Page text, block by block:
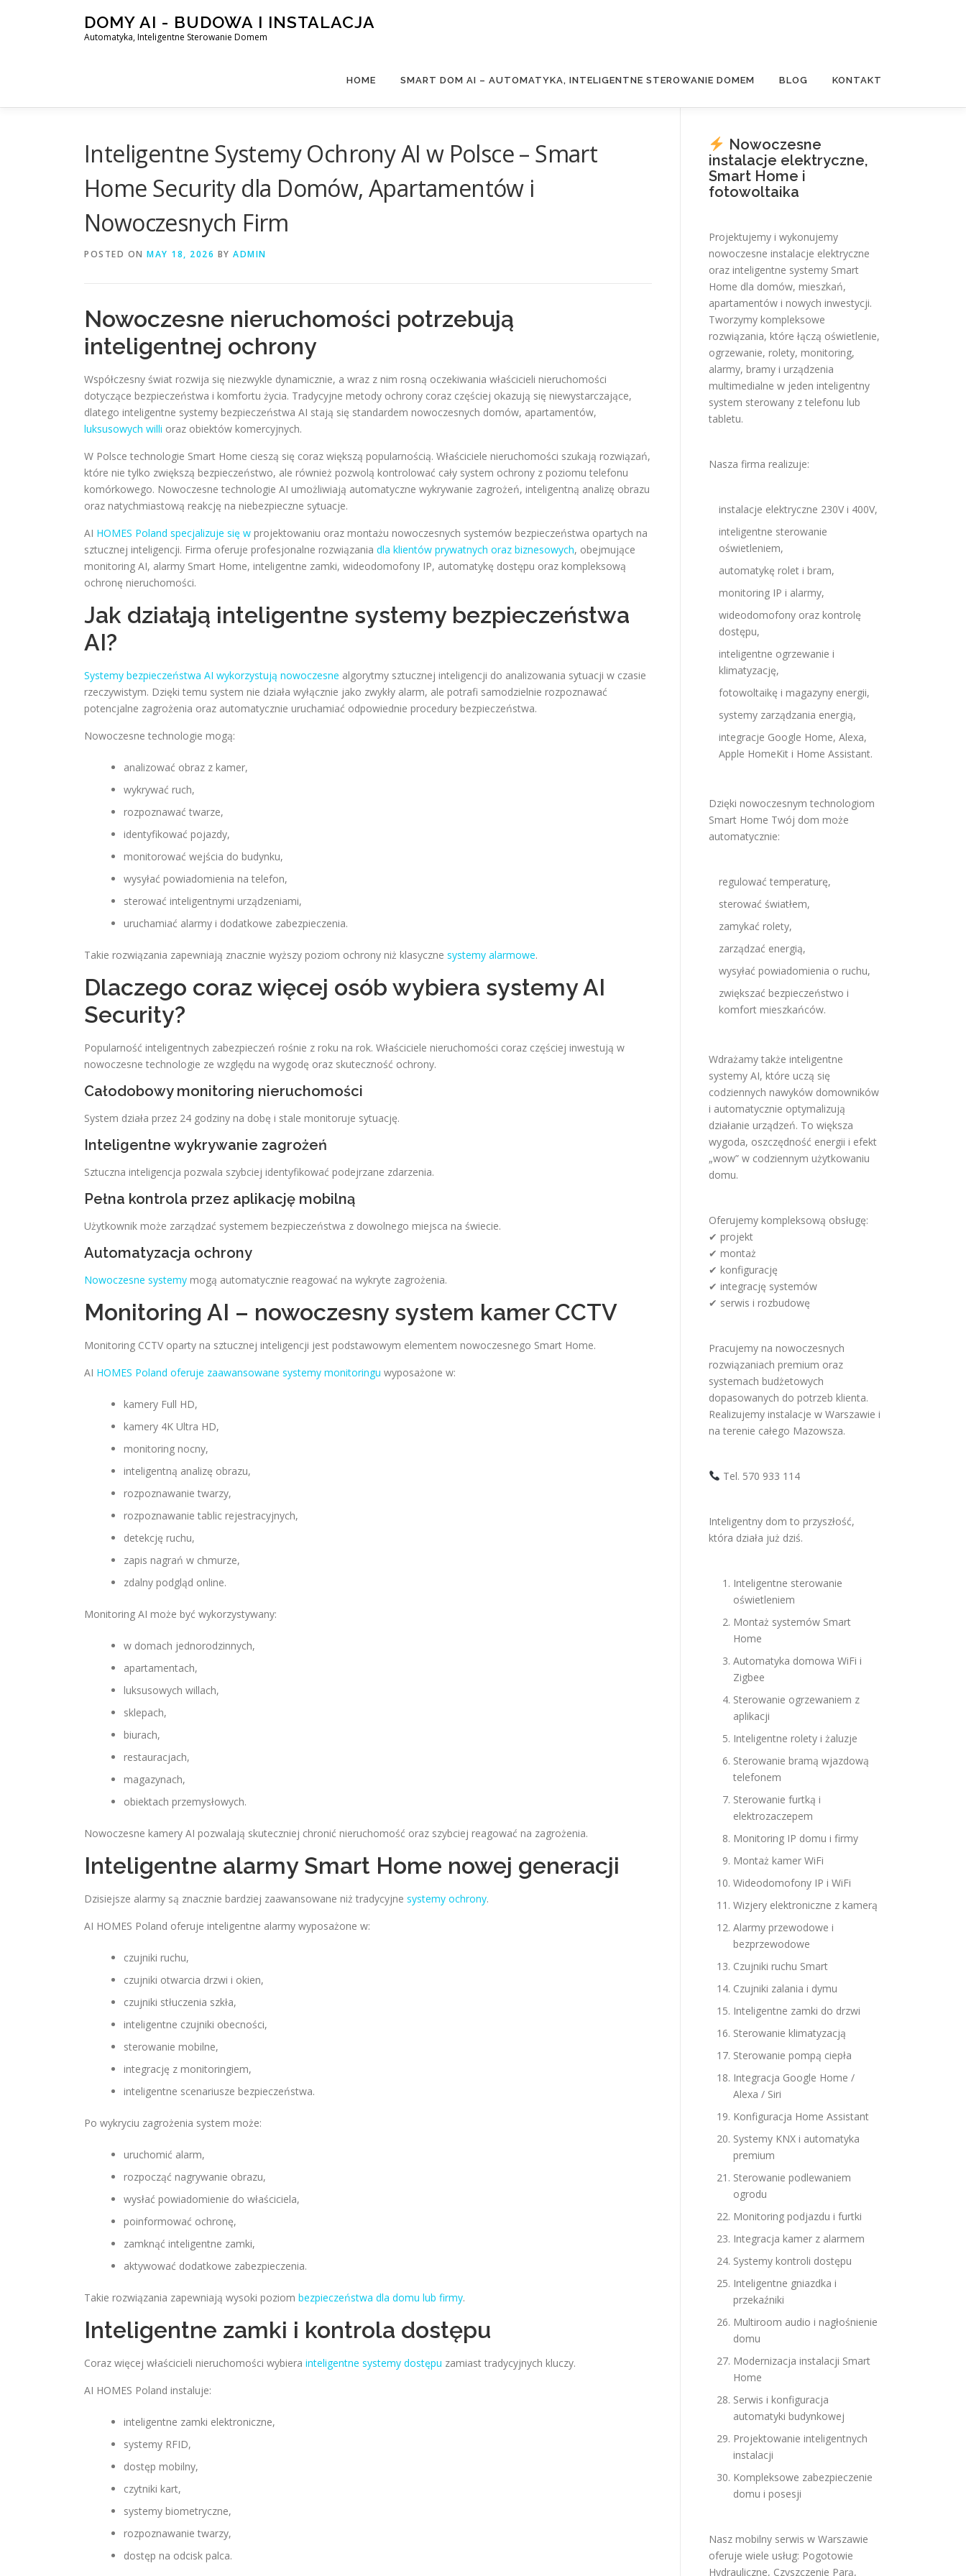
DOMY AI - BUDOWA I INSTALACJA
Automatyka, Inteligentne Sterowanie Domem
HOME SMART DOM AI – AUTOMATYKA, INTELIGENTNE STEROWANIE DOMEM BLOG KONTAKT
Inteligentne Systemy Ochrony AI w Polsce – Smart
Home Security dla Domów, Apartamentów i
Nowoczesnych Firm
POSTED ON MAY 18, 2026 BY ADMIN
Nowoczesne nieruchomości potrzebują
inteligentnej ochrony
Współczesny świat rozwija się niezwykle dynamicznie, a wraz z nim rosną oczekiwania właścicieli nieruchomości
dotyczące bezpieczeństwa i komfortu życia. Tradycyjne metody ochrony coraz częściej okazują się niewystarczające,
dlatego inteligentne systemy bezpieczeństwa AI stają się standardem nowoczesnych domów, apartamentów,
luksusowych willi oraz obiektów komercyjnych.
W Polsce technologie Smart Home cieszą się coraz większą popularnością. Właściciele nieruchomości szukają rozwiązań,
które nie tylko zwiększą bezpieczeństwo, ale również pozwolą kontrolować cały system ochrony z poziomu telefonu
komórkowego. Nowoczesne technologie AI umożliwiają automatyczne wykrywanie zagrożeń, inteligentną analizę obrazu
oraz natychmiastową reakcję na niebezpieczne sytuacje.
AI HOMES Poland specjalizuje się w projektowaniu oraz montażu nowoczesnych systemów bezpieczeństwa opartych na
sztucznej inteligencji. Firma oferuje profesjonalne rozwiązania dla klientów prywatnych oraz biznesowych, obejmujące
monitoring AI, alarmy Smart Home, inteligentne zamki, wideodomofony IP, automatykę dostępu oraz kompleksową
ochronę nieruchomości.
Jak działają inteligentne systemy bezpieczeństwa
AI?
Systemy bezpieczeństwa AI wykorzystują nowoczesne algorytmy sztucznej inteligencji do analizowania sytuacji w czasie
rzeczywistym. Dzięki temu system nie działa wyłącznie jako zwykły alarm, ale potrafi samodzielnie rozpoznawać
potencjalne zagrożenia oraz automatycznie uruchamiać odpowiednie procedury bezpieczeństwa.
Nowoczesne technologie mogą:
analizować obraz z kamer,
wykrywać ruch,
rozpoznawać twarze,
identyfikować pojazdy,
monitorować wejścia do budynku,
wysyłać powiadomienia na telefon,
sterować inteligentnymi urządzeniami,
uruchamiać alarmy i dodatkowe zabezpieczenia.
Takie rozwiązania zapewniają znacznie wyższy poziom ochrony niż klasyczne systemy alarmowe.
Dlaczego coraz więcej osób wybiera systemy AI
Security?
Popularność inteligentnych zabezpieczeń rośnie z roku na rok. Właściciele nieruchomości coraz częściej inwestują w
nowoczesne technologie ze względu na wygodę oraz skuteczność ochrony.
Całodobowy monitoring nieruchomości
System działa przez 24 godziny na dobę i stale monitoruje sytuację.
Inteligentne wykrywanie zagrożeń
Sztuczna inteligencja pozwala szybciej identyfikować podejrzane zdarzenia.
Pełna kontrola przez aplikację mobilną
Użytkownik może zarządzać systemem bezpieczeństwa z dowolnego miejsca na świecie.
Automatyzacja ochrony
Nowoczesne systemy mogą automatycznie reagować na wykryte zagrożenia.
Monitoring AI – nowoczesny system kamer CCTV
Monitoring CCTV oparty na sztucznej inteligencji jest podstawowym elementem nowoczesnego Smart Home.
AI HOMES Poland oferuje zaawansowane systemy monitoringu wyposażone w:
kamery Full HD,
kamery 4K Ultra HD,
monitoring nocny,
inteligentną analizę obrazu,
rozpoznawanie twarzy,
rozpoznawanie tablic rejestracyjnych,
detekcję ruchu,
zapis nagrań w chmurze,
zdalny podgląd online.
Monitoring AI może być wykorzystywany:
w domach jednorodzinnych,
apartamentach,
luksusowych willach,
sklepach,
biurach,
restauracjach,
magazynach,
obiektach przemysłowych.
Nowoczesne kamery AI pozwalają skuteczniej chronić nieruchomość oraz szybciej reagować na zagrożenia.
Inteligentne alarmy Smart Home nowej generacji
Dzisiejsze alarmy są znacznie bardziej zaawansowane niż tradycyjne systemy ochrony.
AI HOMES Poland oferuje inteligentne alarmy wyposażone w:
czujniki ruchu,
czujniki otwarcia drzwi i okien,
czujniki stłuczenia szkła,
inteligentne czujniki obecności,
sterowanie mobilne,
integrację z monitoringiem,
inteligentne scenariusze bezpieczeństwa.
Po wykryciu zagrożenia system może:
uruchomić alarm,
rozpocząć nagrywanie obrazu,
wysłać powiadomienie do właściciela,
poinformować ochronę,
zamknąć inteligentne zamki,
aktywować dodatkowe zabezpieczenia.
Takie rozwiązania zapewniają wysoki poziom bezpieczeństwa dla domu lub firmy.
Inteligentne zamki i kontrola dostępu
Coraz więcej właścicieli nieruchomości wybiera inteligentne systemy dostępu zamiast tradycyjnych kluczy.
AI HOMES Poland instaluje:
inteligentne zamki elektroniczne,
systemy RFID,
dostęp mobilny,
czytniki kart,
systemy biometryczne,
rozpoznawanie twarzy,
dostęp na odcisk palca.
Nowoczesne
instalacje elektryczne,
Smart Home i
fotowoltaika
Projektujemy i wykonujemy
nowoczesne instalacje elektryczne
oraz inteligentne systemy Smart
Home dla domów, mieszkań,
apartamentów i nowych inwestycji.
Tworzymy kompleksowe
rozwiązania, które łączą oświetlenie,
ogrzewanie, rolety, monitoring,
alarmy, bramy i urządzenia
multimedialne w jeden inteligentny
system sterowany z telefonu lub
tabletu.
Nasza firma realizuje:
instalacje elektryczne 230V i 400V,
inteligentne sterowanie
oświetleniem,
automatykę rolet i bram,
monitoring IP i alarmy,
wideodomofony oraz kontrolę
dostępu,
inteligentne ogrzewanie i
klimatyzację,
fotowoltaikę i magazyny energii,
systemy zarządzania energią,
integracje Google Home, Alexa,
Apple HomeKit i Home Assistant.
Dzięki nowoczesnym technologiom
Smart Home Twój dom może
automatycznie:
regulować temperaturę,
sterować światłem,
zamykać rolety,
zarządzać energią,
wysyłać powiadomienia o ruchu,
zwiększać bezpieczeństwo i
komfort mieszkańców.
Wdrażamy także inteligentne
systemy AI, które uczą się
codziennych nawyków domowników
i automatycznie optymalizują
działanie urządzeń. To większa
wygoda, oszczędność energii i efekt
„wow” w codziennym użytkowaniu
domu.
Oferujemy kompleksową obsługę:
✔ projekt
✔ montaż
✔ konfigurację
✔ integrację systemów
✔ serwis i rozbudowę
Pracujemy na nowoczesnych
rozwiązaniach premium oraz
systemach budżetowych
dopasowanych do potrzeb klienta.
Realizujemy instalacje w Warszawie i
na terenie całego Mazowsza.
Tel. 570 933 114
Inteligentny dom to przyszłość,
która działa już dziś.
Inteligentne sterowanie
oświetleniem
Montaż systemów Smart
Home
Automatyka domowa WiFi i
Zigbee
Sterowanie ogrzewaniem z
aplikacji
Inteligentne rolety i żaluzje
Sterowanie bramą wjazdową
telefonem
Sterowanie furtką i
elektrozaczepem
Monitoring IP domu i firmy
Montaż kamer WiFi
Wideodomofony IP i WiFi
Wizjery elektroniczne z kamerą
Alarmy przewodowe i
bezprzewodowe
Czujniki ruchu Smart
Czujniki zalania i dymu
Inteligentne zamki do drzwi
Sterowanie klimatyzacją
Sterowanie pompą ciepła
Integracja Google Home /
Alexa / Siri
Konfiguracja Home Assistant
Systemy KNX i automatyka
premium
Sterowanie podlewaniem
ogrodu
Monitoring podjazdu i furtki
Integracja kamer z alarmem
Systemy kontroli dostępu
Inteligentne gniazdka i
przekaźniki
Multiroom audio i nagłośnienie
domu
Modernizacja instalacji Smart
Home
Serwis i konfiguracja
automatyki budynkowej
Projektowanie inteligentnych
instalacji
Kompleksowe zabezpieczenie
domu i posesji
Nasz mobilny serwis w Warszawie
oferuje wiele usług: Pogotowie
Hydrauliczne, Czyszczenie Parą,